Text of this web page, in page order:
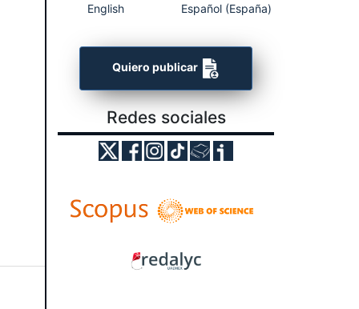
English Español (España)
Quiero publicar
Redes sociales